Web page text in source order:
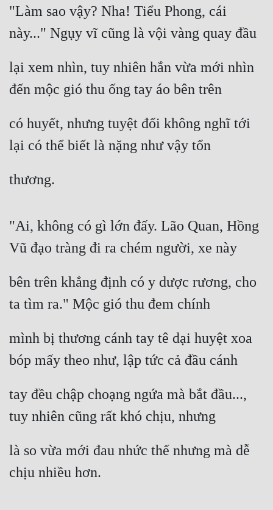
Mỹ Thực
Ngôn Tình
Ngược
Nữ Cường
Phản Phái
Quân Sự
Sắc
Sủng
Thanh Xuân
Tiên Hiệp
Trinh Thám
Trùng Sinh
Trọng Sinh
"Làm sao vậy? Nha! Tiểu Phong, cái
này..." Ngụy vĩ cũng là vội vàng quay đầu
lại xem nhìn, tuy nhiên hắn vừa mới nhìn
đến mộc gió thu ống tay áo bên trên
có huyết, nhưng tuyệt đối không nghĩ tới
lại có thể biết là nặng như vậy tổn
thương.
"Ai, không có gì lớn đấy. Lão Quan, Hồng
Vũ đạo tràng đi ra chém người, xe này
bên trên khẳng định có y dược rương, cho
ta tìm ra." Mộc gió thu đem chính
mình bị thương cánh tay tê dại huyệt xoa
bóp mấy theo như, lập tức cả đầu cánh
tay đều chập choạng ngứa mà bắt đầu...,
tuy nhiên cũng rất khó chịu, nhưng
là so vừa mới đau nhức thế nhưng mà dễ
chịu nhiều hơn.